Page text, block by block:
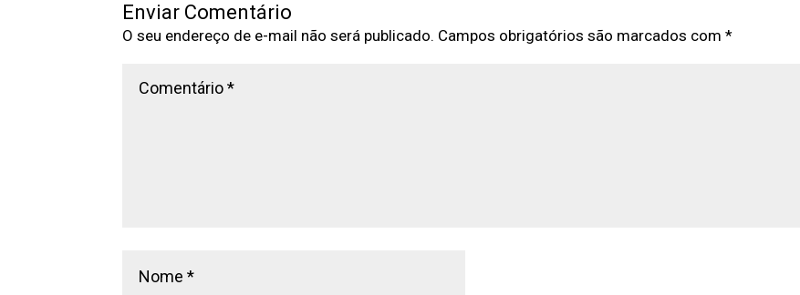
Enviar Comentário
O seu endereço de e-mail não será publicado. Campos obrigatórios são marcados com*